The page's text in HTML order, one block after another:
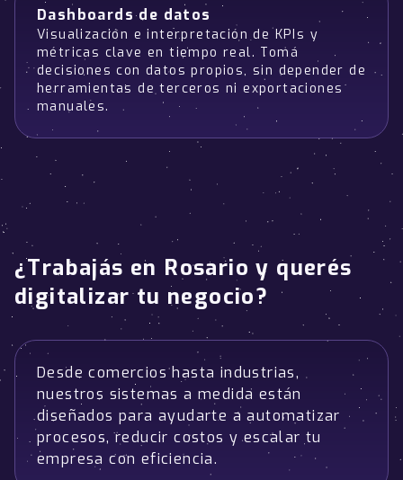
Dashboards de datos
Visualización e interpretación de KPIs y
métricas clave en tiempo real. Tomá
decisiones con datos propios, sin depender de
herramientas de terceros ni exportaciones
manuales.
¿Trabajás en Rosario y querés
digitalizar tu negocio?
Desde comercios hasta industrias,
nuestros sistemas a medida están
diseñados para ayudarte a automatizar
procesos, reducir costos y escalar tu
empresa con eficiencia.